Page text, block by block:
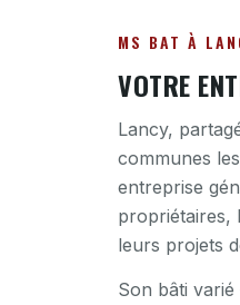
MS BAT À
VOTRE
Lancy,
communes
entreprise
propriétaires,
leurs projets
Son bâti